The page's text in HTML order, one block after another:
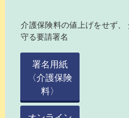
介護保険料の値上げをせず、
守る要請署名
署名用紙
〈介護保険
料〉